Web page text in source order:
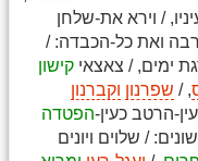
/ וירא את-שלחן
ואת כל-הכבדה: /
ימים, / צאצאי קישון
, / שפרנון וקברנון
הרטב כעין-הפטדה
/ שלוים ויונים